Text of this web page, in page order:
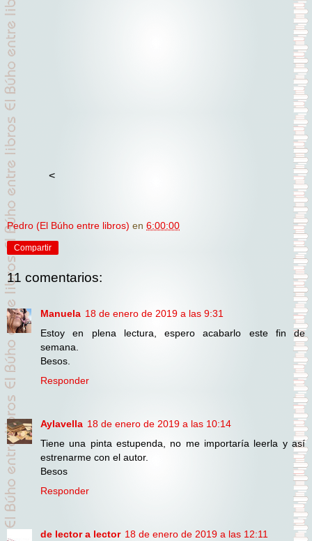
<
Pedro (El Búho entre libros) en 6:00:00
Compartir
11 comentarios:
Manuela 18 de enero de 2019 a las 9:31
Estoy en plena lectura, espero acabarlo este fin de
semana.
Besos.
Responder
Aylavella 18 de enero de 2019 a las 10:14
Tiene una pinta estupenda, no me importaría leerla y así
estrenarme con el autor.
Besos
Responder
de lector a lector 18 de enero de 2019 a las 12:11